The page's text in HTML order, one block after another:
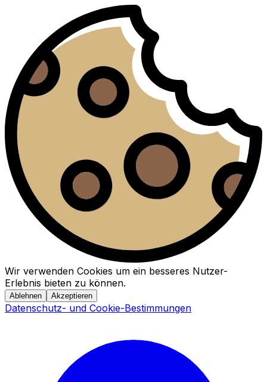
Wir verwenden Cookies um ein besseres Nutzer-
Erlebnis bieten zu können.
Ablehnen Akzeptieren
Datenschutz- und Cookie-Bestimmungen